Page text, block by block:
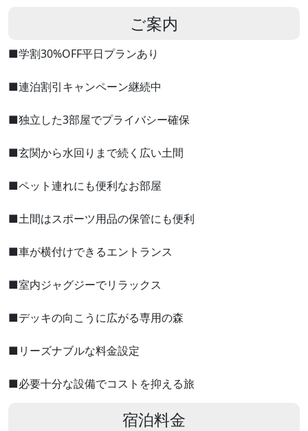
ご案内
■学割30%OFF平日プランあり
■連泊割引キャンペーン継続中
■独立した3部屋でプライバシー確保
■玄関から水回りまで続く広い土間
■ペット連れにも便利なお部屋
■土間はスポーツ用品の保管にも便利
■車が横付けできるエントランス
■室内ジャグジーでリラックス
■デッキの向こうに広がる専用の森
■リーズナブルな料金設定
■必要十分な設備でコストを抑える旅
宿泊料金